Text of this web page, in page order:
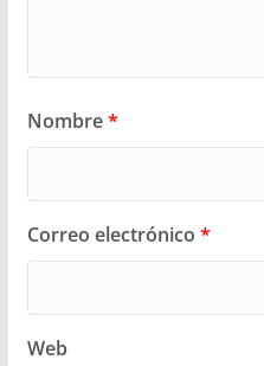
Nombre*
Correo electrónico *
Web